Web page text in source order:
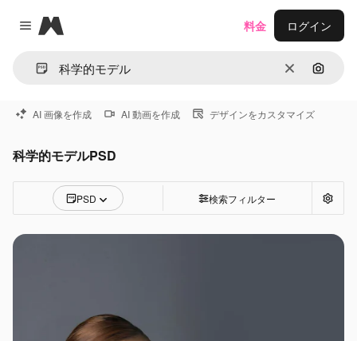
Close menu
Magnific
消去 画像で
料金 ログイン
AI 画像を作成 AI 動画を作成 デザインをカスタマイズ
科学的モデルPSD
PSD 検索フィルター